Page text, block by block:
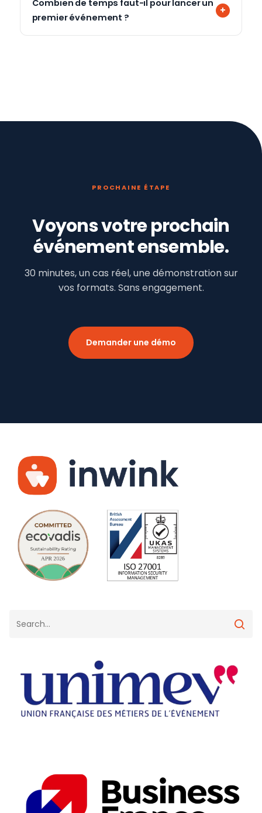
Combien de temps faut-il pour lancer un
premier événement ?
PROCHAINE ÉTAPE
Voyons votre prochain
événement ensemble.
30 minutes, un cas réel, une démonstration sur
vos formats. Sans engagement.
Demander une démo